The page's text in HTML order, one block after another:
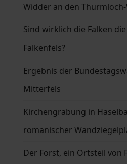
Widder an den
Sind wirklich die Falken
Falkenfels?
Ergebnis der
Mitterfels
Kirchengrabung in
romanischer
Der Forst, ein Ortsteil von